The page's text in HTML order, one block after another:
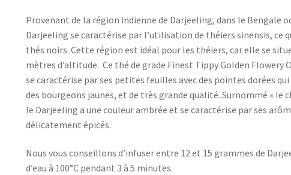
Provenant de la région indienne de Darjeeling, dans le Bengale
Darjeeling se caractérise par l’utilisation de théiers sinensis, ce
thés noirs. Cette région est idéal pour les théiers, car elle se
mètres d’altitude. Ce thé de grade Finest Tippy Golden Flowery
se caractérise par ses petites feuilles avec des pointes dorées
des bourgeons jaunes, et de très grande qualité. Surnommé « le
le Darjeeling a une couleur ambrée et se caractérise par ses
délicatement épicés.
Nous vous conseillons d’infuser entre 12 et 15 grammes de
d’eau à 100°C pendant 3 à 5 minutes.